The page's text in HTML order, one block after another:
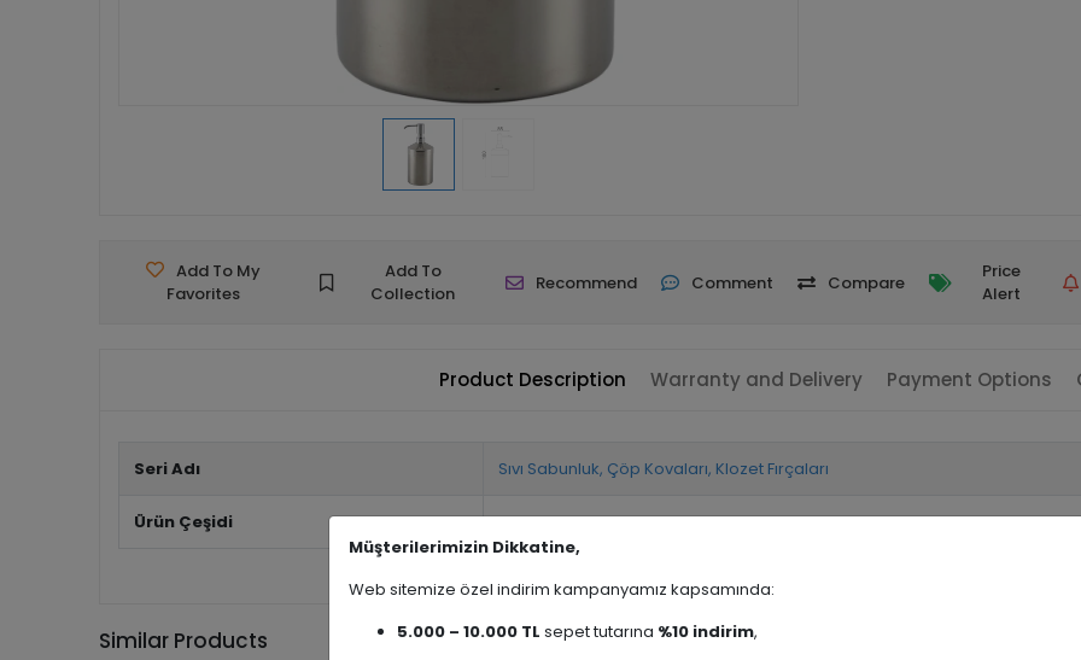
Add To My
Favorites
Add To
Collection
Recommend Comment Compare
Price
Alert
Product Description Warranty and Delivery Payment Options
Seri Adı Sıvı Sabunluk, Çöp Kovaları, Klozet Fırçaları
Ürün Çeşidi Sıvı Sabunluk
Similar Products
Müşterilerimizin Dikkatine,
Web sitemize özel indirim kampanyamız kapsamında:
5.000 – 10.000 TL sepet tutarına %10 indirim,